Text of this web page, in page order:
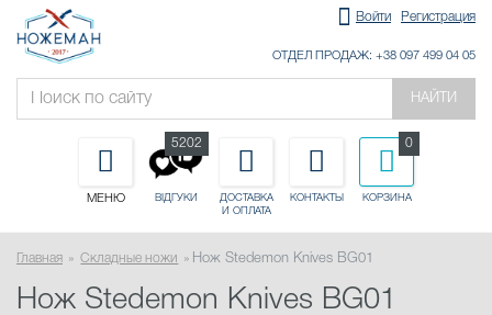
Войти Регистрация
ОТДЕЛ ПРОДАЖ: +38 097 499 04 05
НАЙТИ
МЕНЮ ВІДГУКИ
5202
ДОСТАВКА
И ОПЛАТА
КОНТАКТЫ КОРЗИНА
0
Главная Складные ножи Нож Stedemon Knives BG01
Нож Stedemon Knives BG01